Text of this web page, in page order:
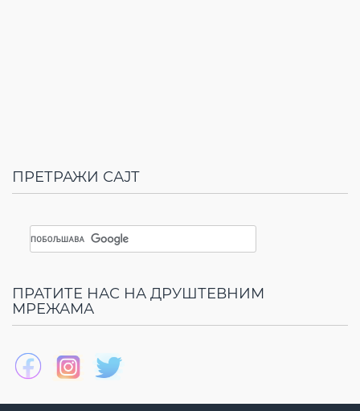
ПРЕТРАЖИ САЈТ
ПРАТИТЕ НАС НА ДРУШТЕВНИМ
МРЕЖАМА